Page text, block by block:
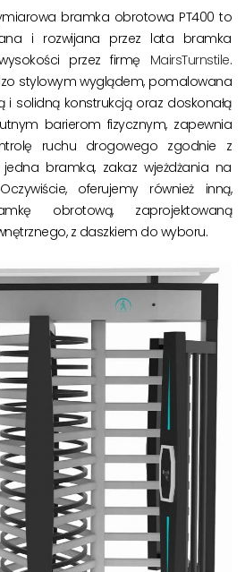
bramka obrotowa PT400 to
i rozwijana przez lata bramka
przez firmę MairsTurnstile.
stylowym wyglądem, pomalowana
i solidną konstrukcją oraz doskonałą
barierom fizycznym, zapewnia
ruchu drogowego zgodnie z
bramka, zakaz wjeżdżania na
oferujemy również inną,
obrotową, zaprojektowaną
z daszkiem do wyboru.